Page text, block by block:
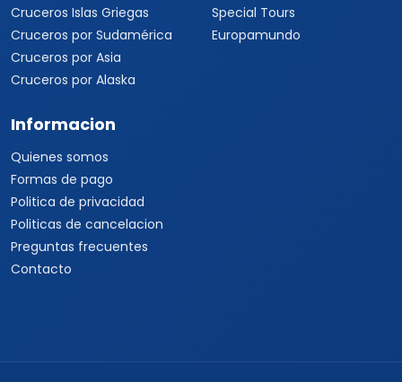
Cruceros Islas Griegas
Cruceros por Sudamérica
Cruceros por Asia
Cruceros por Alaska
Special Tours
Europamundo
Informacion
Quienes somos
Formas de pago
Politica de privacidad
Politicas de cancelacion
Preguntas frecuentes
Contacto